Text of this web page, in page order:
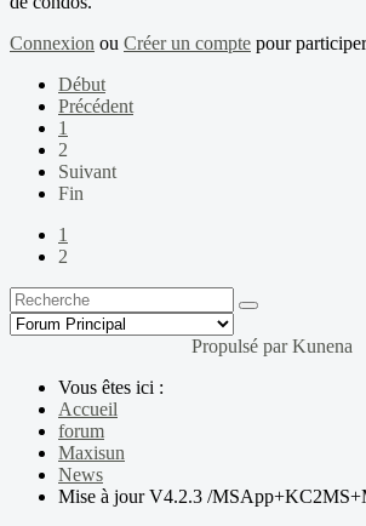
Connexion ou Créer un compte pour
Début
Précédent
1
2
Suivant
Fin
1
2
Propulsé parKunena
Vous êtes ici :
Accueil
forum
Maxisun
News
Mise à jour V4.2.3 /